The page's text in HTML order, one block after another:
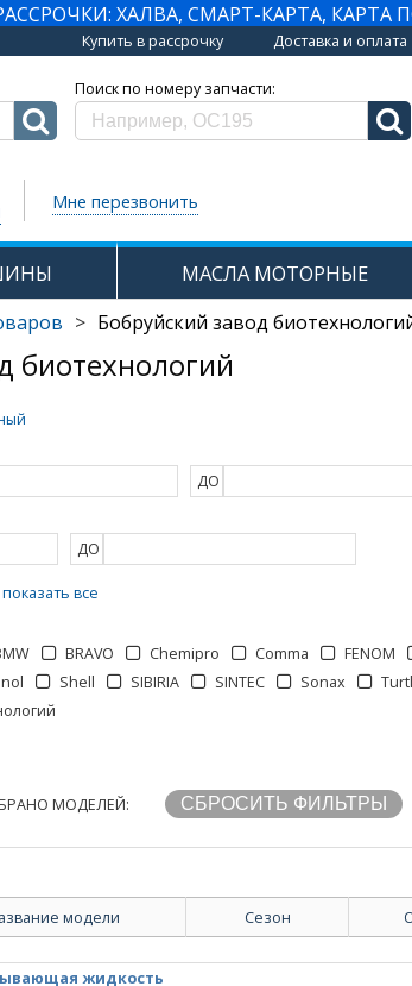
ХАЛВА, СМАРТ-КАРТА, КАРТА
Купить в рассрочку Доставка и оплата
Поиск по номеру запчасти:
Мне перезвонить
МАСЛА МОТОРНЫЕ
> Бобруйский завод
биотехнологий
ДО
ДО
показать все
BRAVO Chemipro Comma FENOM
Shell SIBIRIA SINTEC Sonax
МОДЕЛЕЙ:
модели Сезон
жидкость